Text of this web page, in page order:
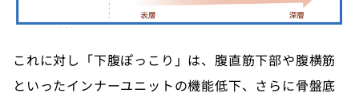
これに対し「下腹ぽっこり」は、腹直筋下部や腹横筋
といったインナーユニットの機能低下、さらに骨盤底